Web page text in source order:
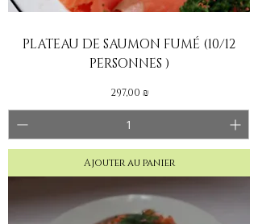
PLATEAU DE SAUMON FUMÉ (10/12
PERSONNES )
Prix
297,00 ₪
Ajouter au panier